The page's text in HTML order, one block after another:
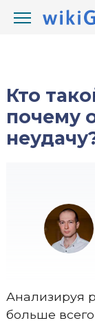
wikiGrowth.com /
Кто
почему
Анализируя
больше